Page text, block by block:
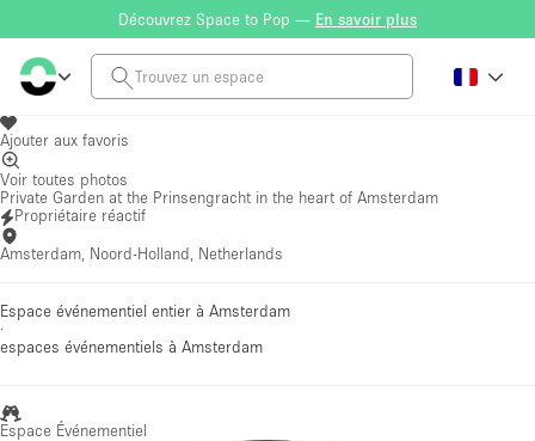
Découvrez Space to Pop — En savoir plus
Ajouter aux favoris
Voir toutes photos
Private Garden at the Prinsengracht in the heart of Amsterdam
Propriétaire réactif
Amsterdam, Noord-Holland, Netherlands
Espace événementiel entier à Amsterdam
·
espaces événementiels à Amsterdam
Espace Événementiel